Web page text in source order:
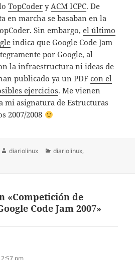
TopCoder yACM ICPC. De
en marcha se basaban en la
Sin embargo,el último
indica que Google Code Jam
por Google, al
la infraestructura ni ideas de
publicado ya un PDFcon el
ejercicios. Me vienen
mi asignatura de Estructuras
2007/2008
Autor
diariolinux Categorías
diariolinux,
«Competición de
Code Jam 2007»
pm